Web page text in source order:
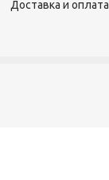
Доставка и оплата